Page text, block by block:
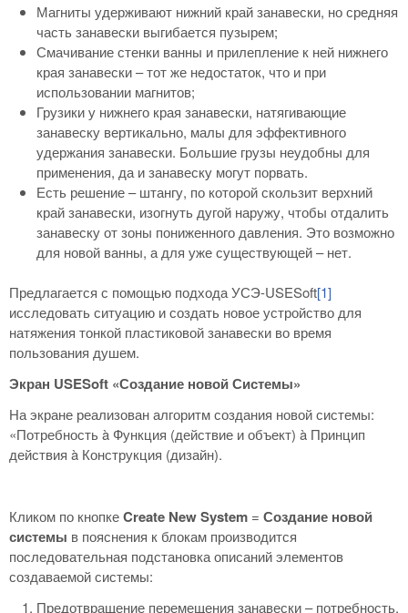
Магниты удерживают нижний край занавески, но средняя
часть занавески выгибается пузырем;
Смачивание стенки ванны и прилепление к ней нижнего
края занавески – тот же недостаток, что и при
использовании магнитов;
Грузики у нижнего края занавески, натягивающие
занавеску вертикально, малы для эффективного
удержания занавески. Большие грузы неудобны для
применения, да и занавеску могут порвать.
Есть решение – штангу, по которой скользит верхний
край занавески, изогнуть дугой наружу, чтобы отдалить
занавеску от зоны пониженного давления. Это возможно
для новой ванны, а для уже существующей – нет.
Предлагается с помощью подхода УСЭ-USESoft[1]
исследовать ситуацию и создать новое устройство для
натяжения тонкой пластиковой занавески во время
пользования душем.
Экран USESoft «Создание новой Системы»
На экране реализован алгоритм создания новой системы:
«Потребность à Функция (действие и объект) à Принцип
действия à Конструкция (дизайн).
Кликом по кнопкеCreate NewSystem = Создание новой
системы в пояснения к блокам производится
последовательная подстановка описаний элементов
создаваемой системы:
Предотвращение перемещения занавески – потребность,